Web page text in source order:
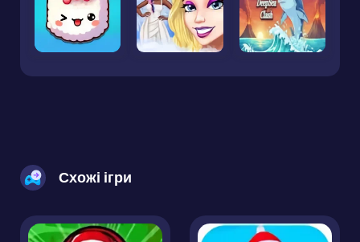
Схожі ігри